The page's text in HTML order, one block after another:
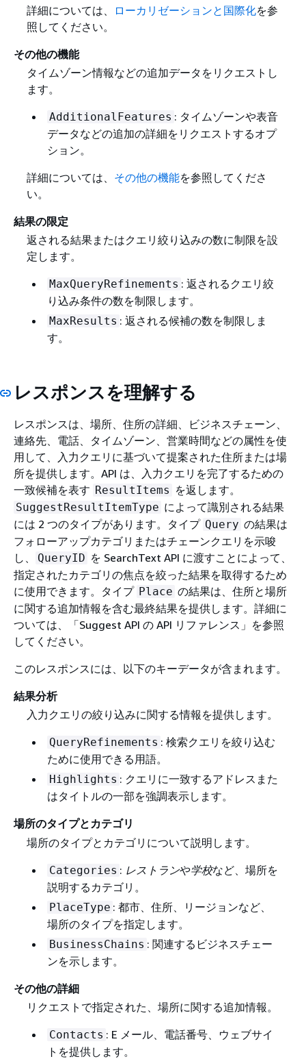
詳細については、 ローカリゼーションと国際化を参
照してください。
その他の機能
タイムゾーン情報などの追加データをリクエストし
ます。
AdditionalFeatures : タイムゾーンや表音
データなどの追加の詳細をリクエストするオプ
ション。
詳細については、 その他の機能を参照してくださ
い。
結果の限定
返される結果またはクエリ絞り込みの数に制限を設
定します。
MaxQueryRefinements : 返されるクエリ絞
り込み条件の数を制限します。
MaxResults : 返される候補の数を制限しま
す。
レスポンスを理解する
レスポンスは、場所、住所の詳細、ビジネスチェーン、
連絡先、電話、タイムゾーン、営業時間などの属性を使
用して、入力クエリに基づいて提案された住所または場
所を提供します。API は、入力クエリを完了するための
一致候補を表す ResultItems を返します。
SuggestResultItemType によって識別される結果
には 2 つのタイプがあります。タイプ Query の結果は
フォローアップカテゴリまたはチェーンクエリを示唆
し、
QueryID を SearchText API に渡すことによって、
指定されたカテゴリの焦点を絞った結果を取得するため
に使用できます。タイプ Place の結果は、住所と場所
に関する追加情報を含む最終結果を提供します。詳細に
ついては、「Suggest API の API リファレンス」を参照
してください。
このレスポンスには、以下のキーデータが含まれます。
結果分析
入力クエリの絞り込みに関する情報を提供します。
QueryRefinements : 検索クエリを絞り込む
ために使用できる用語。
Highlights : クエリに一致するアドレスまた
はタイトルの一部を強調表示します。
場所のタイプとカテゴリ
場所のタイプとカテゴリについて説明します。
Categories : レストランや学校など、場所を
説明するカテゴリ。
PlaceType : 都市、住所、リージョンなど、
場所のタイプを指定します。
BusinessChains : 関連するビジネスチェー
ンを示します。
その他の詳細
リクエストで指定された、場所に関する追加情報。
Contacts : E メール、電話番号、ウェブサイ
トを提供します。